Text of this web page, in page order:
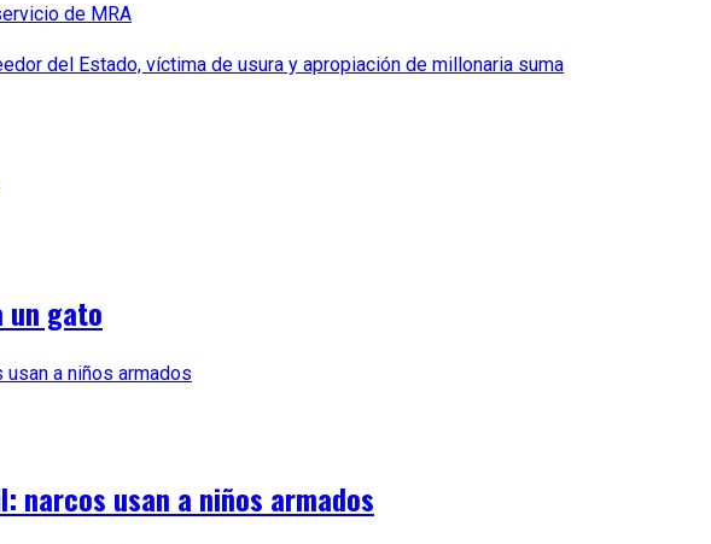
de MRA
del Estado, víctima de usura y apropiación de millonaria suma
un gato
narcos usan a niños armados